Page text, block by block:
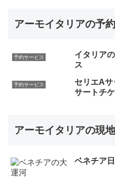
アーモイタリアの予
予約サービス
イタリア
ス
予約サービス
セリエA
サートチ
アーモイタリアの現
ベネチア